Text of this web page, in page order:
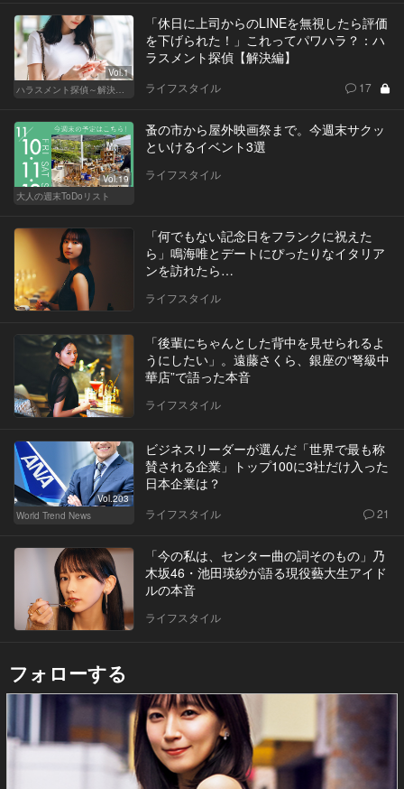
Vol.1
ハラスメント探偵～解決編～
「休日に上司からのLINEを無視したら評価
を下げられた！」これってパワハラ？：ハ
ラスメント探偵【解決編】
ライフスタイル 17
Vol.19
大人の週末ToDoリスト
蚤の市から屋外映画祭まで。今週末サクッ
といけるイベント3選
ライフスタイル
「何でもない記念日をフランクに祝えた
ら」鳴海唯とデートにぴったりなイタリア
ンを訪れたら…
ライフスタイル
「後輩にちゃんとした背中を見せられるよ
うにしたい」。遠藤さくら、銀座の“弩級中
華店”で語った本音
ライフスタイル
Vol.203
World Trend News
ビジネスリーダーが選んだ「世界で最も称
賛される企業」トップ100に3社だけ入った
日本企業は？
ライフスタイル 21
「今の私は、センター曲の詞そのもの」乃
木坂46・池田瑛紗が語る現役藝大生アイド
ルの本音
ライフスタイル
フォローする